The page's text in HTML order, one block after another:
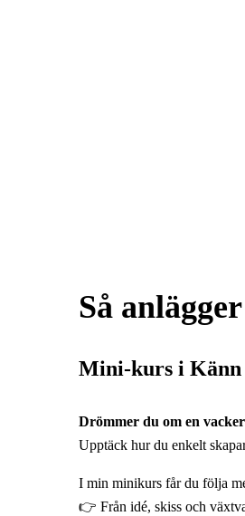
Så
Mini-kurs i Känn
Drömmer du om en
Upptäck hur du enkelt
I min minikurs får du följa
👉 Från idé, skiss och